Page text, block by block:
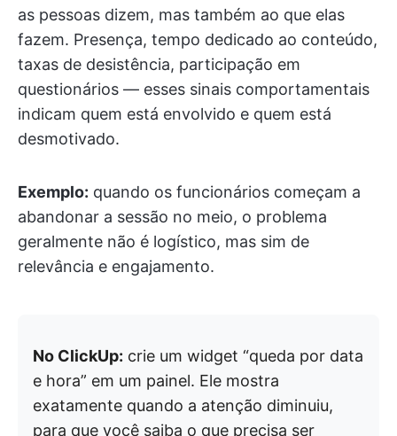
as pessoas dizem, mas também ao que elas
fazem. Presença, tempo dedicado ao conteúdo,
taxas de desistência, participação em
questionários — esses sinais comportamentais
indicam quem está envolvido e quem está
desmotivado.
Exemplo: quando os funcionários começam a
abandonar a sessão no meio, o problema
geralmente não é logístico, mas sim de
relevância e engajamento.
No ClickUp: crie um widget “queda por data
e hora” em um painel. Ele mostra
exatamente quando a atenção diminuiu,
para que você saiba o que precisa ser